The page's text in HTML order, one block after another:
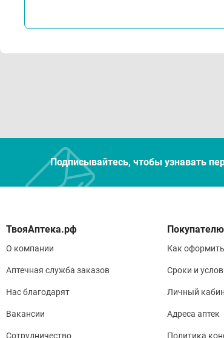
Подписывайтесь, чтобы узнавать
О компании
Аптечная служба заказов
Нас благодарят
Вакансии
Сотрудничество
Покупателю
Как
Сроки и
Личный
Адреса аптек
Политика